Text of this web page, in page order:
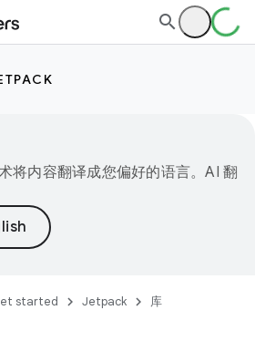
将内容翻译成您偏好的语言。AI 翻
started Jetpack 库